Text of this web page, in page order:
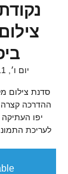
יום ו׳, 11 באפר׳
ההדרכה קצרה
יפו
לעריכת